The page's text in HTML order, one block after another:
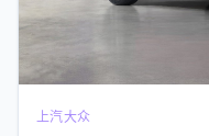
上汽大众